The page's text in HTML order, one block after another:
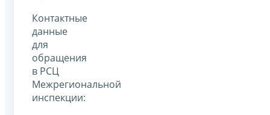
Контактные
данные
для
обращения
в РСЦ
Межрегиональной
инспекции: